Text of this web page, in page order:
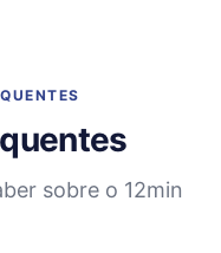
sobre o 12min